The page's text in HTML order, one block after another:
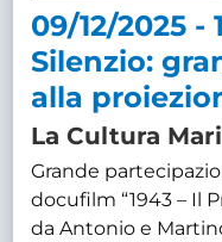
09/12/2025 -
Silenzio:
alla
La Cultura
Grande
docufilm “1943 – Il
da Antonio e